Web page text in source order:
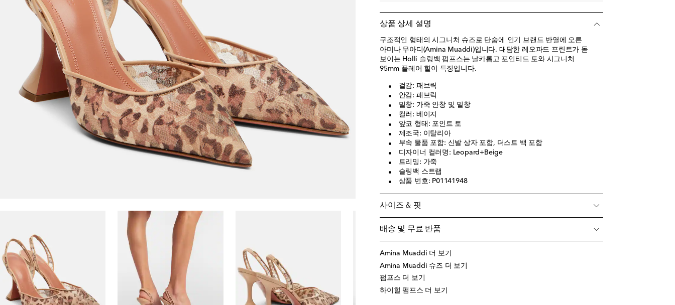
EU 43 위시리스트에 추가
상품 상세 설명
구조적인 형태의 시그니처 슈즈로 단숨에 인기 브랜드 반열에 오른
아미나 무아디(Amina Muaddi)입니다. 대담한 레오파드 프린트가 돋
보이는 Holli 슬링백 펌프스는 날카롭고 포인티드 토와 시그니처
95mm 플레어 힐이 특징입니다.
겉감: 패브릭
안감: 패브릭
밑창: 가죽 안창 및 밑창
컬러: 베이지
앞코 형태: 포인트 토
제조국: 이탈리아
부속 물품 포함: 신발 상자 포함, 더스트 백 포함
디자이너 컬러명: Leopard+Beige
트리밍: 가죽
슬링백 스트랩
상품 번호: P01141948
사이즈 & 핏
배송 및 무료 반품
Amina Muaddi 더 보기
Amina Muaddi 슈즈 더 보기
펌프스 더 보기
하이힐 펌프스 더 보기